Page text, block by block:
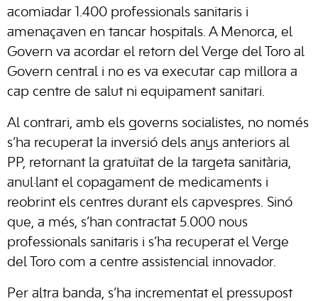
acomiadar 1.400 professionals sanitaris i
amenaçaven en tancar hospitals. A Menorca, el
Govern va acordar el retorn del Verge del Toro al
Govern central i no es va executar cap millora a
cap centre de salut ni equipament sanitari.
Al contrari, amb els governs socialistes, no només
s’ha recuperat la inversió dels anys anteriors al
PP, retornant la gratuïtat de la targeta sanitària,
anul·lant el copagament de medicaments i
reobrint els centres durant els capvespres. Sinó
que, a més, s’han contractat 5.000 nous
professionals sanitaris i s’ha recuperat el Verge
del Toro com a centre assistencial innovador.
Per altra banda, s’ha incrementat el pressupost